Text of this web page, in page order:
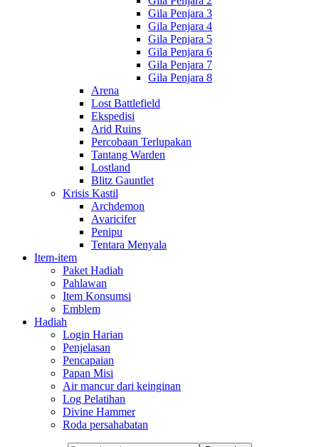
Gila Penjara 3
Gila Penjara 4
Gila Penjara 5
Gila Penjara 6
Gila Penjara 7
Gila Penjara 8
Arena
Lost Battlefield
Ekspedisi
Arid Ruins
Percobaan Terlupakan
Tantang Warden
Lostland
Blitz Gauntlet
Krisis Kastil
Archdemon
Avaricifer
Penipu
Tentara Menyala
Item-item
Paket Hadiah
Pahlawan
Item Konsumsi
Emblem
Hadiah
Login Harian
Penjelasan
Pencapaian
Papan Misi
Air mancur dari keinginan
Log Pelatihan
Divine Hammer
Roda persahabatan